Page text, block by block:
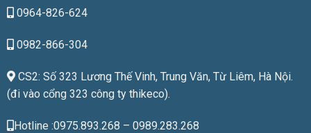
0964-826-624
0982-866-304
CS2: Số 323 Lương Thế Vinh, Trung Văn, Từ Liêm, Hà Nội.
(đi vào cổng 323 công ty thikeco).
Hotline :0975.893.268 – 0989.283.268